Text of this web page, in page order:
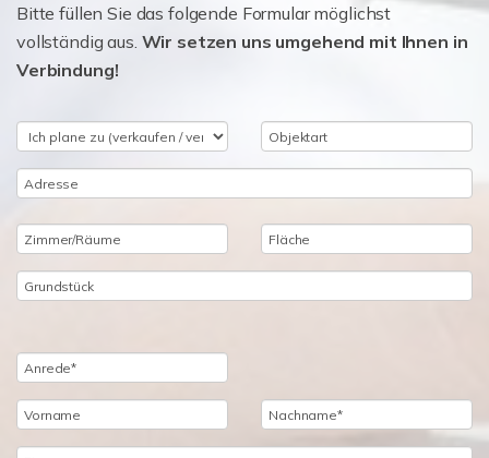
Bitte füllen Sie das folgende Formular möglichst
vollständig aus. Wir setzen uns umgehend mit Ihnen in
Verbindung!